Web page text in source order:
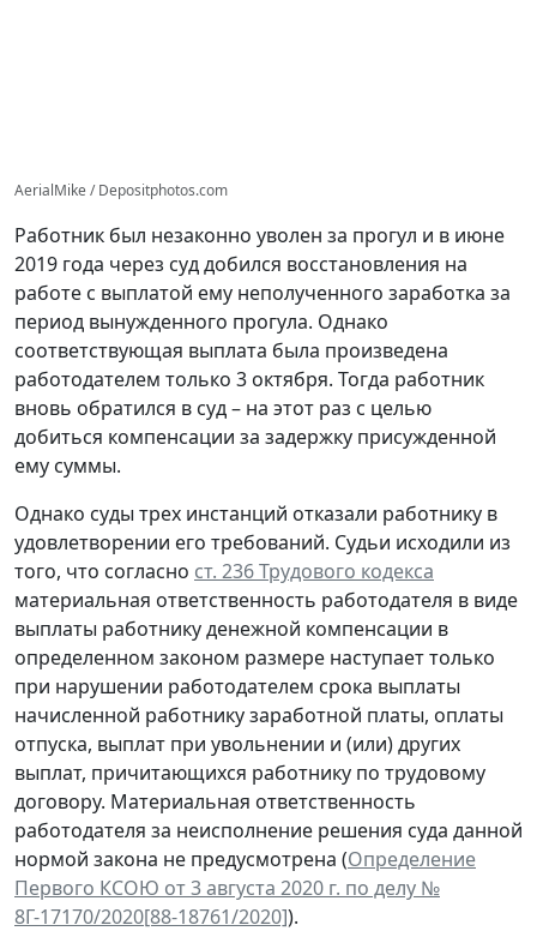
AerialMike / Depositphotos.com
Работник был незаконно уволен за прогул и в июне
2019 года через суд добился восстановления на
работе с выплатой ему неполученного заработка за
период вынужденного прогула. Однако
соответствующая выплата была произведена
работодателем только 3 октября. Тогда работник
вновь обратился в суд – на этот раз с целью
добиться компенсации за задержку присужденной
ему суммы.
Однако суды трех инстанций отказали работнику в
удовлетворении его требований. Судьи исходили из
того, что согласно ст. 236 Трудового кодекса
материальная ответственность работодателя в виде
выплаты работнику денежной компенсации в
определенном законом размере наступает только
при нарушении работодателем срока выплаты
начисленной работнику заработной платы, оплаты
отпуска, выплат при увольнении и (или) других
выплат, причитающихся работнику по трудовому
договору. Материальная ответственность
работодателя за неисполнение решения суда данной
нормой закона не предусмотрена (Определение
Первого КСОЮ от 3 августа 2020 г. по делу №
8Г-17170/2020[88-18761/2020]).